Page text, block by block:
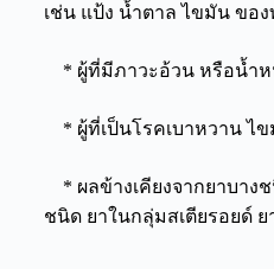
เช่น แป้ง น้ำตาล ไขมัน ขอ
* ผู้ที่มีภาวะอ้วน หรือน้ำห
* ผู้ที่เป็นโรคเบาหวาน ไข
* ผลข้างเคียงจากยาบาง
ชนิด ยาในกลุ่มสเตียรอยด์